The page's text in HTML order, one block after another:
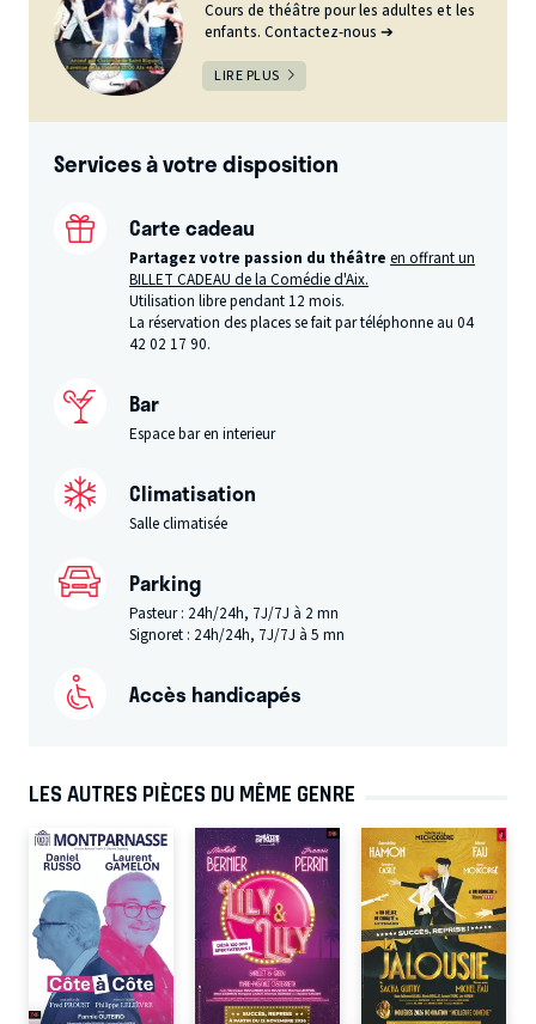
Cours de théâtre pour les adultes et les
enfants. Contactez-nous ➔
LIRE PLUS
Services à votre disposition
Carte cadeau
Partagez votre passion du théâtre en offrant un
BILLET CADEAU de la Comédie d'Aix.
Utilisation libre pendant 12 mois.
La réservation des places se fait par téléphonne au 04
42 02 17 90.
Bar
Espace bar en interieur
Climatisation
Salle climatisée
Parking
Pasteur : 24h/24h, 7J/7J à 2 mn
Signoret : 24h/24h, 7J/7J à 5 mn
Accès handicapés
LES AUTRES PIÈCES DU MÊME GENRE